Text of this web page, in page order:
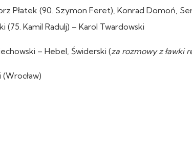
Płatek (90. Szymon Feret), Konrad Domoń,
(75. Kamil Radulj) – Karol Twardowski
– Hebel, Świderski (za rozmowy z ławki